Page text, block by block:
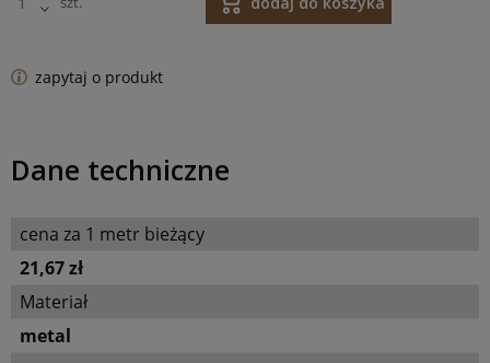
zapytaj o produkt
Dane techniczne
cena za 1 metr bieżący
21,67 zł
Materiał
metal